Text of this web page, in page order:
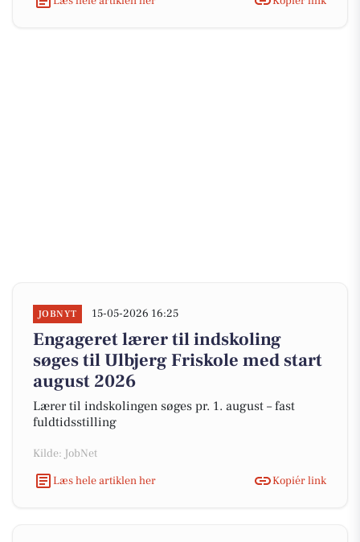
JOBNYT 15-05-2026 16:25
Engageret lærer til indskoling
søges til Ulbjerg Friskole med start
august 2026
Lærer til indskolingen søges pr. 1. august – fast
fuldtidsstilling
Kilde: JobNet
Læs hele artiklen her
Kopiér link